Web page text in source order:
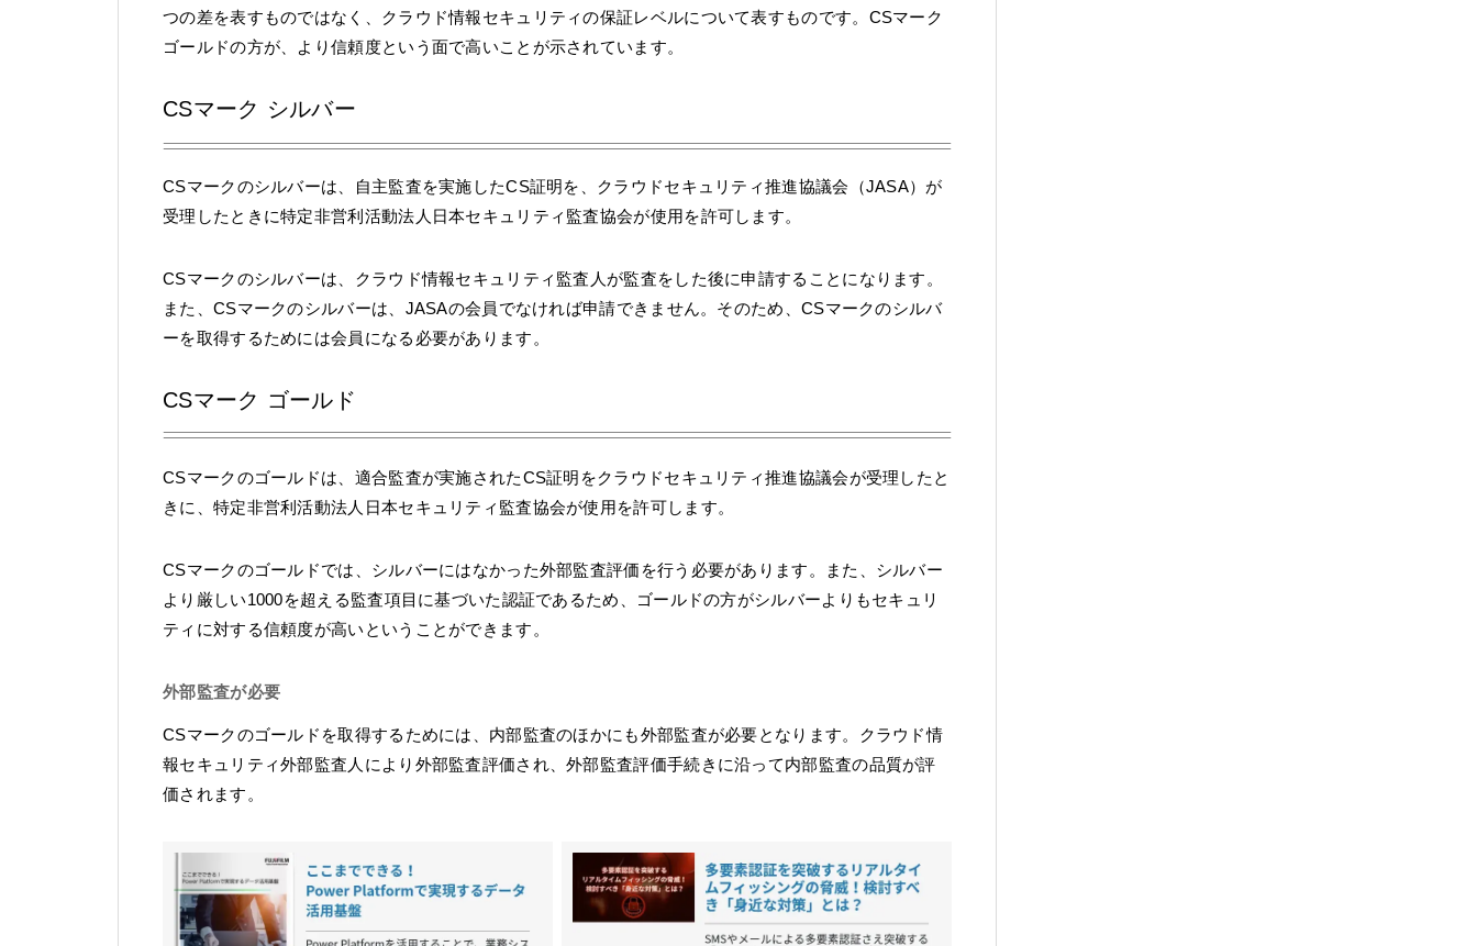
つの差を表すものではなく、クラウド情報セキュリティの保証レベルについて表すものです。CSマーク
ゴールドの方が、より信頼度という面で高いことが示されています。
CSマーク シルバー
CSマークのシルバーは、自主監査を実施したCS証明を、クラウドセキュリティ推進協議会（JASA）が
受理したときに特定非営利活動法人日本セキュリティ監査協会が使用を許可します。
CSマークのシルバーは、クラウド情報セキュリティ監査人が監査をした後に申請することになります。
また、CSマークのシルバーは、JASAの会員でなければ申請できません。そのため、CSマークのシルバ
ーを取得するためには会員になる必要があります。
CSマーク ゴールド
CSマークのゴールドは、適合監査が実施されたCS証明をクラウドセキュリティ推進協議会が受理したと
きに、特定非営利活動法人日本セキュリティ監査協会が使用を許可します。
CSマークのゴールドでは、シルバーにはなかった外部監査評価を行う必要があります。また、シルバー
より厳しい1000を超える監査項目に基づいた認証であるため、ゴールドの方がシルバーよりもセキュリ
ティに対する信頼度が高いということができます。
外部監査が必要
CSマークのゴールドを取得するためには、内部監査のほかにも外部監査が必要となります。クラウド情
報セキュリティ外部監査人により外部監査評価され、外部監査評価手続きに沿って内部監査の品質が評
価されます。